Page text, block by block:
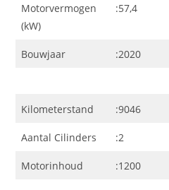
Motorvermogen
(kW)
:57,4
Bouwjaar :2020
Kilometerstand :9046
Aantal Cilinders :2
Motorinhoud :1200